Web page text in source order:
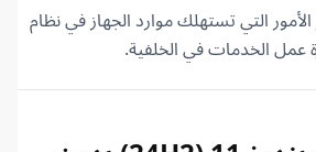
التي تستهلك موارد الجهاز في نظام
عمل الخدمات في الخلفية.